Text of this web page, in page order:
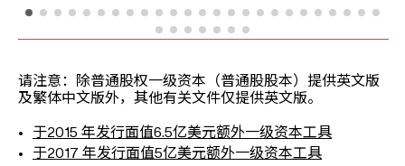
请注意：除普通股权一级资本（普通股股本）提供英文版
及繁体中文版外，其他有关文件仅提供英文版。
于2015 年发行面值6.5亿美元额外一级资本工具
于2017 年发行面值5亿美元额外一级资本工具